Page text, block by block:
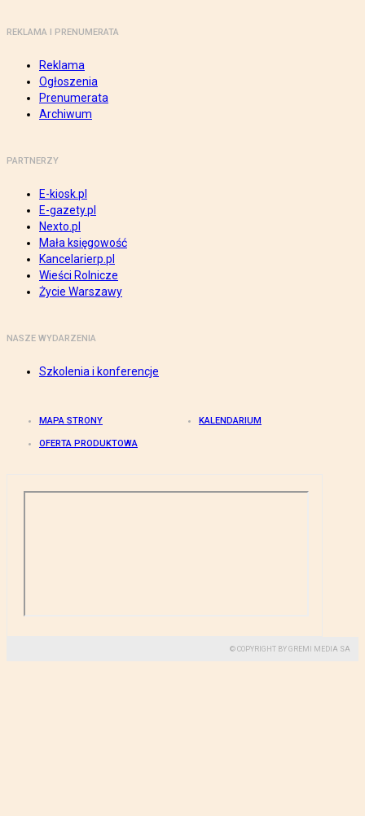
REKLAMA I PRENUMERATA
Reklama
Ogłoszenia
Prenumerata
Archiwum
PARTNERZY
E-kiosk.pl
E-gazety.pl
Nexto.pl
Mała księgowość
Kancelarierp.pl
Wieści Rolnicze
Życie Warszawy
NASZE WYDARZENIA
Szkolenia i konferencje
MAPA STRONY KALENDARIUM
OFERTA PRODUKTOWA
© COPYRIGHT BY GREMI MEDIA SA